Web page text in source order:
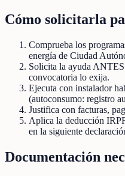
Cómo solicitarla
Comprueba los
energía de Ciudad
Solicita la ayuda
convocatoria lo exija.
Ejecuta con instalador
(autoconsumo: registro
Justifica con facturas,
Aplica la deducción
en la siguiente
Documentación